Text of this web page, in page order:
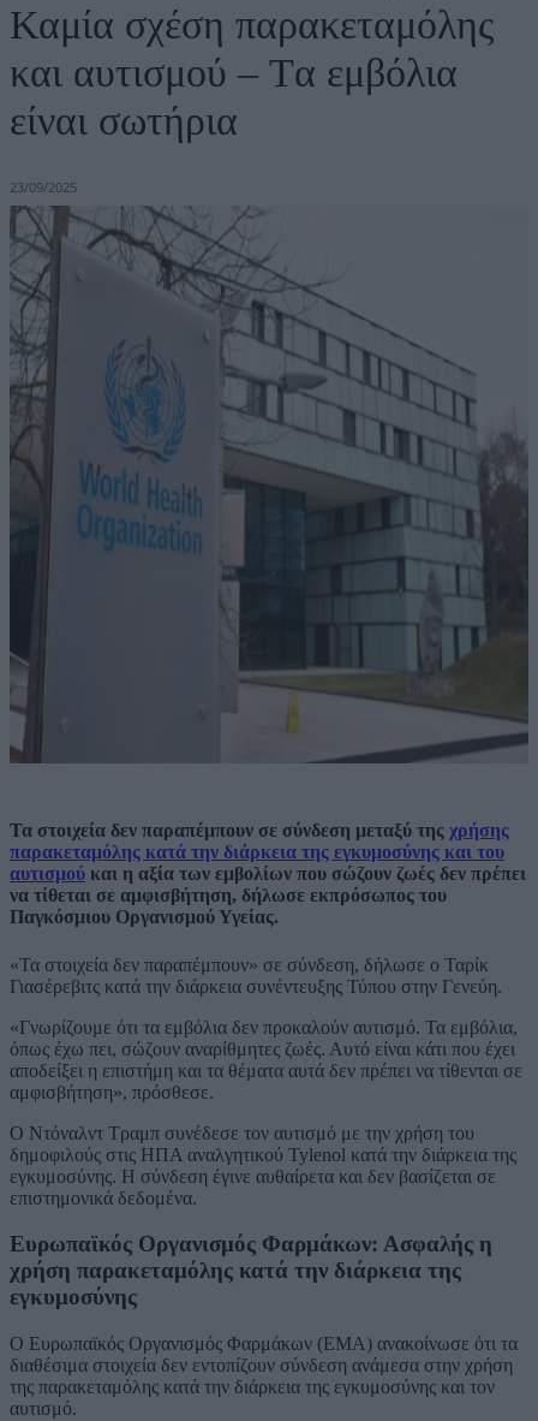
Καμία σχέση παρακεταμόλης
και αυτισμού – Tα εμβόλια
είναι σωτήρια
23/09/2025
Τα στοιχεία δεν παραπέμπουν σε σύνδεση μεταξύ της χρήσης
παρακεταμόλης κατά την διάρκεια της εγκυμοσύνης και του
αυτισμού και η αξία των εμβολίων που σώζουν ζωές δεν πρέπει
να τίθεται σε αμφισβήτηση, δήλωσε εκπρόσωπος του
Παγκόσμιου Οργανισμού Υγείας.
«Τα στοιχεία δεν παραπέμπουν» σε σύνδεση, δήλωσε ο Ταρίκ
Γιασέρεβιτς κατά την διάρκεια συνέντευξης Τύπου στην Γενεύη.
«Γνωρίζουμε ότι τα εμβόλια δεν προκαλούν αυτισμό. Τα εμβόλια,
όπως έχω πει, σώζουν αναρίθμητες ζωές. Αυτό είναι κάτι που έχει
αποδείξει η επιστήμη και τα θέματα αυτά δεν πρέπει να τίθενται σε
αμφισβήτηση», πρόσθεσε.
Ο Ντόναλντ Τραμπ συνέδεσε τον αυτισμό με την χρήση του
δημοφιλούς στις ΗΠΑ αναλγητικού Tylenol κατά την διάρκεια της
εγκυμοσύνης. Η σύνδεση έγινε αυθαίρετα και δεν βασίζεται σε
επιστημονικά δεδομένα.
Ευρωπαϊκός Οργανισμός Φαρμάκων: Ασφαλής η
χρήση παρακεταμόλης κατά την διάρκεια της
εγκυμοσύνης
Ο Ευρωπαϊκός Οργανισμός Φαρμάκων (EMA) ανακοίνωσε ότι τα
διαθέσιμα στοιχεία δεν εντοπίζουν σύνδεση ανάμεσα στην χρήση
της παρακεταμόλης κατά την διάρκεια της εγκυμοσύνης και τον
αυτισμό.